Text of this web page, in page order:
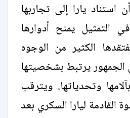
استناد يارا إلى تجاربها
التمثيل يمنح أدوارها
الكثير من الوجوه
الجمهور يرتبط بشخصيتها
وتحدياتها. ويترقب
القادمة ليارا السكري بعد